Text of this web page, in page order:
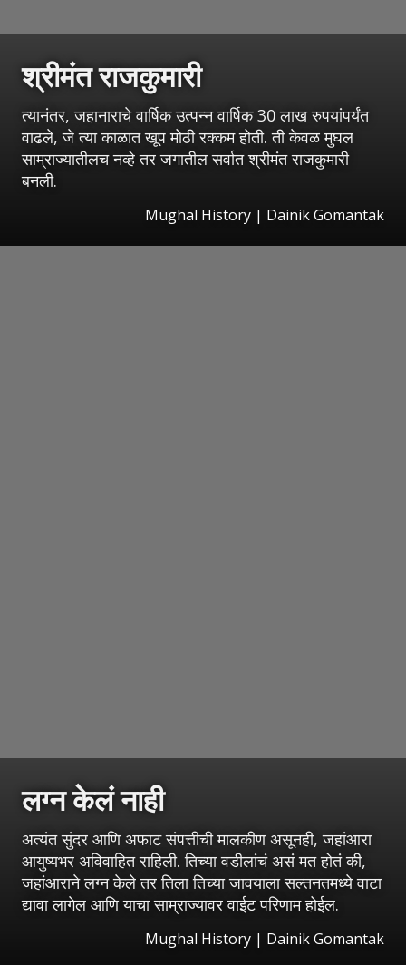
श्रीमंत राजकुमारी
त्यानंतर, जहानाराचे वार्षिक उत्पन्न वार्षिक 30 लाख रुपयांपर्यंत
वाढले, जे त्या काळात खूप मोठी रक्कम होती. ती केवळ मुघल
साम्राज्यातीलच नव्हे तर जगातील सर्वात श्रीमंत राजकुमारी
बनली.
Mughal History | Dainik Gomantak
लग्न केलं नाही
अत्यंत सुंदर आणि अफाट संपत्तीची मालकीण असूनही, जहांआरा
आयुष्यभर अविवाहित राहिली. तिच्या वडीलांचं असं मत होतं की,
जहांआराने लग्न केले तर तिला तिच्या जावयाला सल्तनतमध्ये वाटा
द्यावा लागेल आणि याचा साम्राज्यावर वाईट परिणाम होईल.
Mughal History | Dainik Gomantak